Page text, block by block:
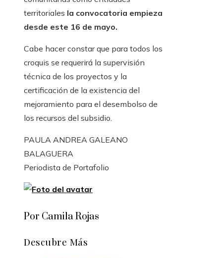
territoriales la convocatoria empieza
desde este 16 de mayo.
Cabe hacer constar que para todos los
croquis se requerirá la supervisión
técnica de los proyectos y la
certificación de la existencia del
mejoramiento para el desembolso de
los recursos del subsidio.
PAULA ANDREA GALEANO
BALAGUERA
Periodista de Portafolio
Por Camila Rojas
Descubre Más